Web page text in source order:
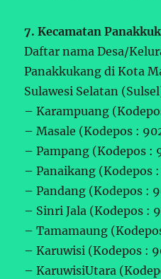
7. Kecamatan
Daftar nama Desa/
Panakkukang di Kota
Sulawesi Selatan
– Karampuang
– Masale (Kodepos :
– Pampang (Kodepos :
– Panaikang (Kodepos :
– Pandang (Kodepos :
– Sinri Jala (Kodepos :
– Tamamaung
– Karuwisi (Kodepos :
– KaruwisiUtara